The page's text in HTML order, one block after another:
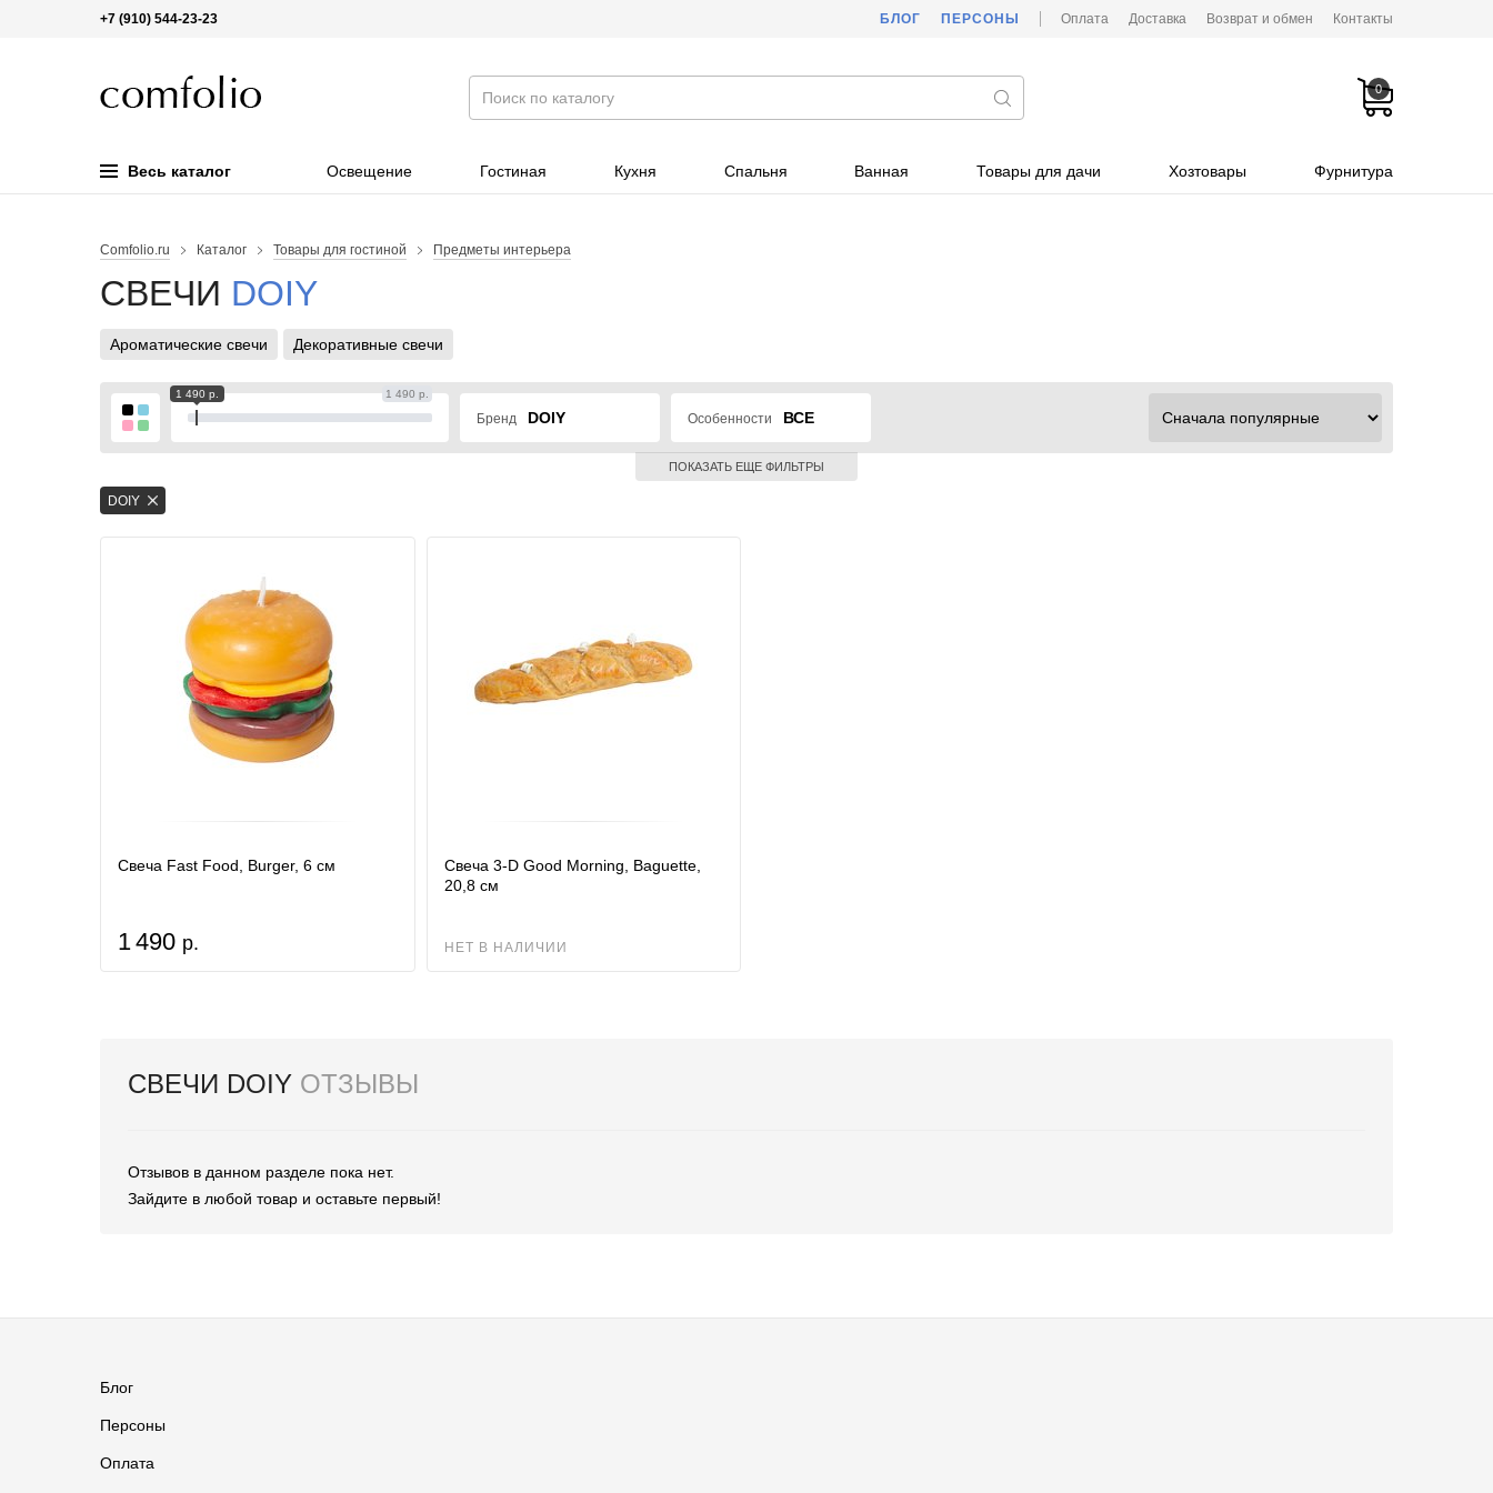
+7 (910) 544-23-23 БЛОГ ПЕРСОНЫ Оплата Доставка Возврат и обмен Контакты
0
Весь каталог Освещение Гостиная Кухня Спальня Ванная Товары для дачи Хозтовары Фурнитура
Comfolio.ru Каталог Товары для гостиной Предметы интерьера
СВЕЧИ DOIY
Ароматические свечи Декоративные свечи
1 490 р.
1 490 р.
Бренд DOIY Особенности ВСЕ
ПОКАЗАТЬ ЕЩЕ ФИЛЬТРЫ
DOIY
Свеча Fast Food, Burger, 6 см
1 490 р.
Свеча 3-D Good Morning, Baguette,
20,8 см
НЕТ В НАЛИЧИИ
СВЕЧИ DOIY ОТЗЫВЫ
Отзывов в данном разделе пока нет.
Зайдите в любой товар и оставьте первый!
Блог
Персоны
Оплата